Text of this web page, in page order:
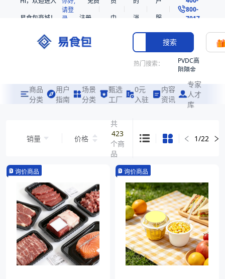
易食包商城！
请登
录
注册
中
消
息
服
务
800-
7017
搜索
热门搜索：
PVDC高
阻隔金
共挤热
收缩袋
非阻隔
共挤热
烤箱袋
SE53
热收缩
袋
拉伸膜
商品
分类
用户
指南
场景
分类
甄选
工厂
0元
入驻
内容
资讯
专家
人才
库
销量 价格
共
423
个商
品
1/22
询价商品 询价商品